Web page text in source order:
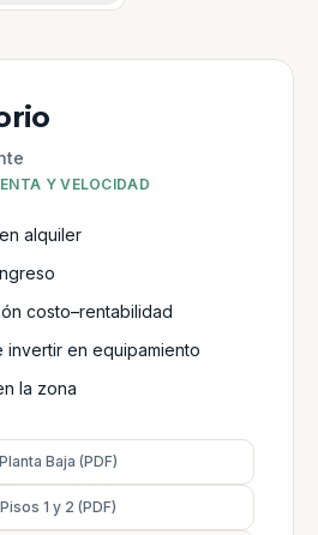
Y VELOCIDAD
alquiler
costo–rentabilidad
invertir en equipamiento
la zona
Planta Baja (PDF)
Pisos 1 y 2 (PDF)